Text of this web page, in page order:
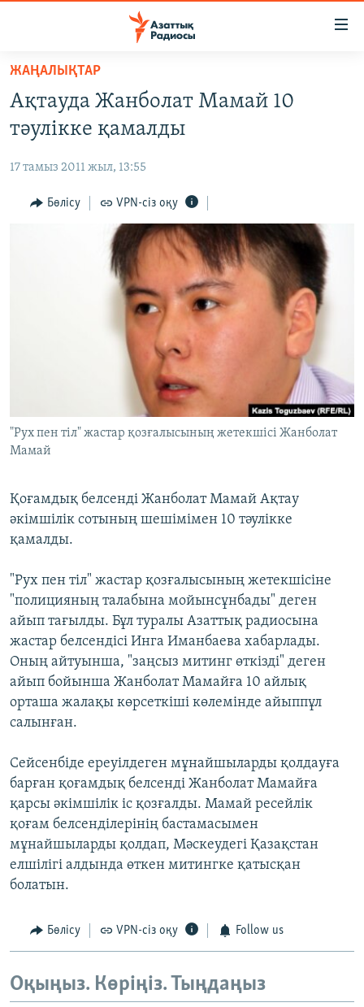
Skip
main
content
to
Navigation
САЯСАТ
AZATTYQTV
ҚАҢТАР ОҚИҒАСЫ
АДАМ ҚҰҚЫҚТАРЫ
АРНАЙЫ ЖОБАЛАР
Басқа тілдерде
ЖАҢАЛЫҚТАР
Ақтауда Жанболат Мамай 10
тәулікке қамалды
17 тамыз 2011 жыл, 13:55
Бөлісу VPN-сіз оқу
"Рух пен тіл" жастар қозғалысының жетекшісі Жанболат
Мамай
Қоғамдық белсенді Жанболат Мамай Ақтау
әкімшілік сотының шешімімен 10 тәулікке
қамалды.
"Рух пен тіл" жастар қозғалысының жетекшісіне
"полицияның талабына мойынсұнбады" деген
айып тағылды. Бұл туралы Азаттық радиосына
жастар белсендісі Инга Иманбаева хабарлады.
Оның айтуынша, "заңсыз митинг өткізді" деген
айып бойынша Жанболат Мамайға 10 айлық
орташа жалақы көрсеткіші көлемінде айыппұл
салынған.
Сейсенбіде ереуілдеген мұнайшыларды қолдауға
барған қоғамдық белсенді Жанболат Мамайға
қарсы әкімшілік іс қозғалды. Мамай ресейлік
қоғам белсенділерінің бастамасымен
мұнайшыларды қолдап, Мәскеудегі Қазақстан
елшілігі алдында өткен митингке қатысқан
болатын.
Бөлісу VPN-сіз оқу Follow us
Оқыңыз. Көріңіз. Тыңдаңыз